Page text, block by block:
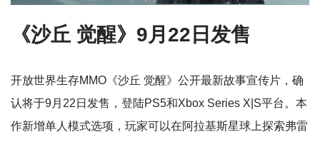
《沙丘 觉醒》9月22日发售
开放世界生存MMO《沙丘 觉醒》公开最新故事宣传片，确
认将于9月22日发售，登陆PS5和Xbox Series X|S平台。本
作新增单人模式选项，玩家可以在阿拉基斯星球上探索弗雷